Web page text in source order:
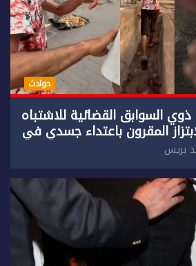
حوادث
السوابق القضائية للاشتباه
المقرون باعتداء جسدي في
بريس